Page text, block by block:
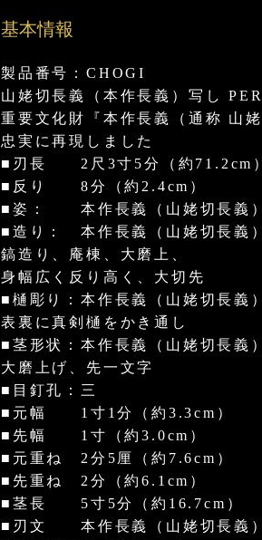
基本情報
製品番号：CHOGI
山姥切長義（本作長義）写し
重要文化財『本作長義（通称 山
忠実に再現しました
■刃長 2尺3寸5分（約71.2cm
■反り 8分（約2.4cm）
■姿： 本作長義（山姥切長義
■造り： 本作長義（山姥切長義
鎬造り、庵棟、大磨上、
身幅広く反り高く、大切先
■樋彫り：本作長義（山姥切長義
表裏に真剣樋をかき通し
■茎形状：本作長義（山姥切長義
大磨上げ、先一文字
■目釘孔：三
■元幅 1寸1分（約3.3cm）
■先幅 1寸（約3.0cm）
■元重ね 2分5厘（約7.6cm）
■先重ね 2分（約6.1cm）
■茎長 5寸5分（約16.7cm）
■刃文 本作長義（山姥切長義